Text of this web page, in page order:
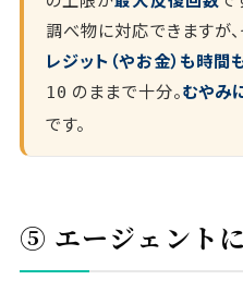
調べ物に対応できますが
レジット（やお金）も時間
10 のままで十分。むやみ
です。
⑤ エージェント